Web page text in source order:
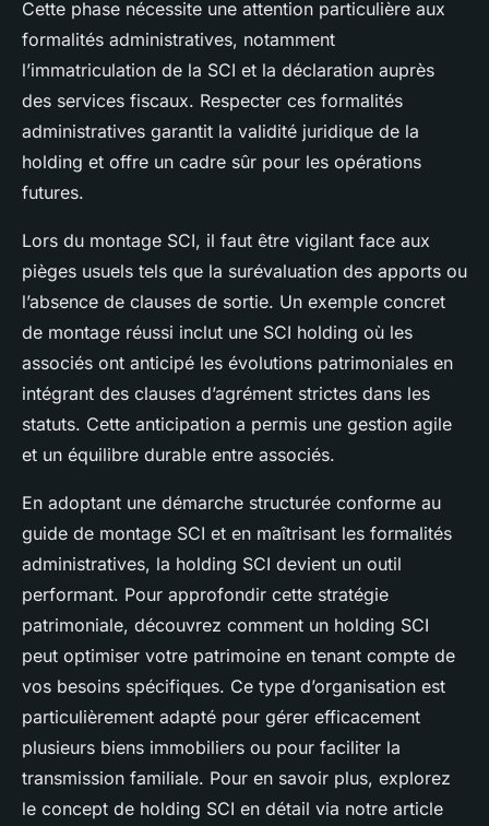
Cette phase nécessite une attention particulière aux
formalités administratives, notamment
l’immatriculation de la SCI et la déclaration auprès
des services fiscaux. Respecter ces formalités
administratives garantit la validité juridique de la
holding et offre un cadre sûr pour les opérations
futures.
Lors du montage SCI, il faut être vigilant face aux
pièges usuels tels que la surévaluation des apports ou
l’absence de clauses de sortie. Un exemple concret
de montage réussi inclut une SCI holding où les
associés ont anticipé les évolutions patrimoniales en
intégrant des clauses d’agrément strictes dans les
statuts. Cette anticipation a permis une gestion agile
et un équilibre durable entre associés.
En adoptant une démarche structurée conforme au
guide de montage SCI et en maîtrisant les formalités
administratives, la holding SCI devient un outil
performant. Pour approfondir cette stratégie
patrimoniale, découvrez comment un holding SCI
peut optimiser votre patrimoine en tenant compte de
vos besoins spécifiques. Ce type d’organisation est
particulièrement adapté pour gérer efficacement
plusieurs biens immobiliers ou pour faciliter la
transmission familiale. Pour en savoir plus, explorez
le concept de holding SCI en détail via notre article